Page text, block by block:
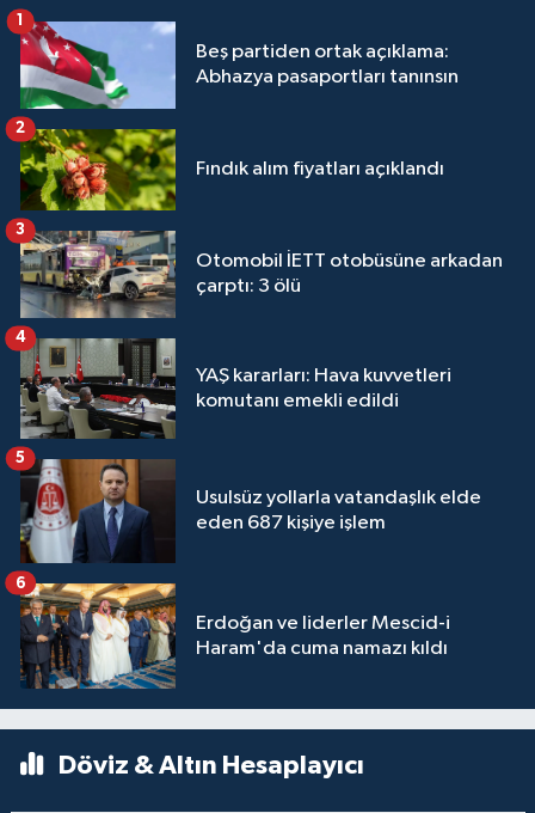
Beş partiden ortak açıklama:
Abhazya pasaportları tanınsın
1
Fındık alım fiyatları açıklandı
2
Otomobil İETT otobüsüne arkadan
çarptı: 3 ölü
3
YAŞ kararları: Hava kuvvetleri
komutanı emekli edildi
4
Usulsüz yollarla vatandaşlık elde
eden 687 kişiye işlem
5
Erdoğan ve liderler Mescid-i
Haram'da cuma namazı kıldı
6
Döviz & Altın Hesaplayıcı